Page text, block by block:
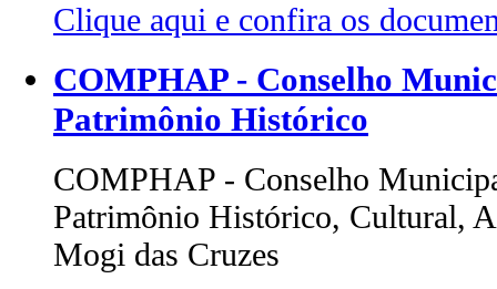
Clique aqui e confira os
COMPHAP - Conselho
Patrimônio Histórico
COMPHAP - Conselho
Patrimônio Histórico, Cultural,
Mogi das Cruzes